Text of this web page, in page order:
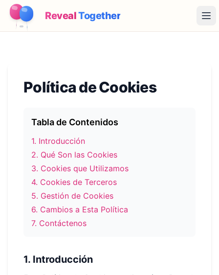
RevealTogether
Blog
Precios
Planear la fiesta
Juegos, imprimibles e ideas prácticas gratis
Temas
Política de Cookies
Tabla de Contenidos
1. Introducción
2. Qué Son las Cookies
3. Cookies que Utilizamos
4. Cookies de Terceros
5. Gestión de Cookies
6. Cambios a Esta Política
7. Contáctenos
1. Introducción